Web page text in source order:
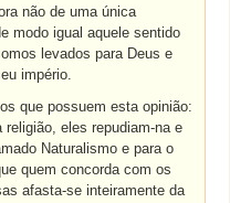
não de uma única
modo igual aquele sentido
levados para Deus e
império.
que possuem esta opinião:
eles repudiam-na e
Naturalismo e para o
quem concorda com os
afasta-se inteiramente da